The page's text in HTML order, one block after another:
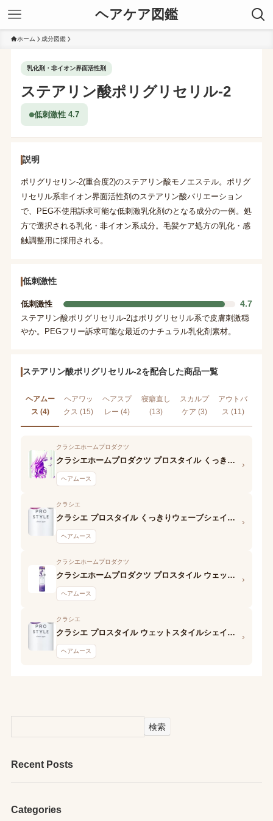
ヘアケア図鑑
ホーム 成分図鑑
乳化剤・非イオン界面活性剤
ステアリン酸ポリグリセリル-2
低刺激性 4.7
説明
ポリグリセリン-2(重合度2)のステアリン酸モノエステル。ポリグ
リセリル系非イオン界面活性剤のステアリン酸バリエーション
で、PEG不使用訴求可能な低刺激乳化剤のとなる成分の一例。処
方で選択される乳化・非イオン系成分。毛髪ケア処方の乳化・感
触調整用に採用される。
低刺激性
低刺激性 4.7
ステアリン酸ポリグリセリル-2はポリグリセリル系で皮膚刺激穏
やか。PEGフリー訴求可能な最近のナチュラル乳化剤素材。
ステアリン酸ポリグリセリル-2を配合した商品一覧
ヘアムー
ス (4)
ヘアワッ
クス (15)
ヘアスプ
レー (4)
寝癖直し
(13)
スカルプ
ケア (3)
アウトバ
ス (11)
クラシエホームプロダクツ
クラシエホームプロダクツ プロスタイル くっきりウェーブフォーム
ヘアムース
›
クラシエ
クラシエ プロスタイル くっきりウェーブシェイクムース
ヘアムース
›
クラシエホームプロダクツ
クラシエホームプロダクツ プロスタイル ウェットスタイルフォーム
ヘアムース
›
クラシエ
クラシエ プロスタイル ウェットスタイルシェイクムース
ヘアムース
›
検索
Recent Posts
Categories